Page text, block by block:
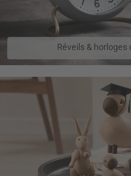
Réveils & horloges